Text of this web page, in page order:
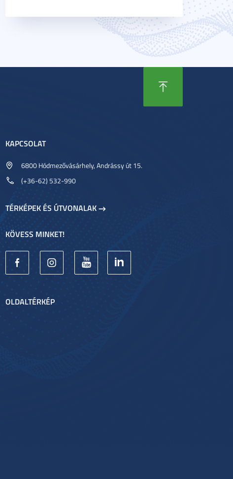
KAPCSOLAT
6800 Hódmezővásárhely, Andrássy út 15.
(+36-62) 532-990
TÉRKÉPEK ÉS ÚTVONALAK
KÖVESS MINKET!
OLDALTÉRKÉP